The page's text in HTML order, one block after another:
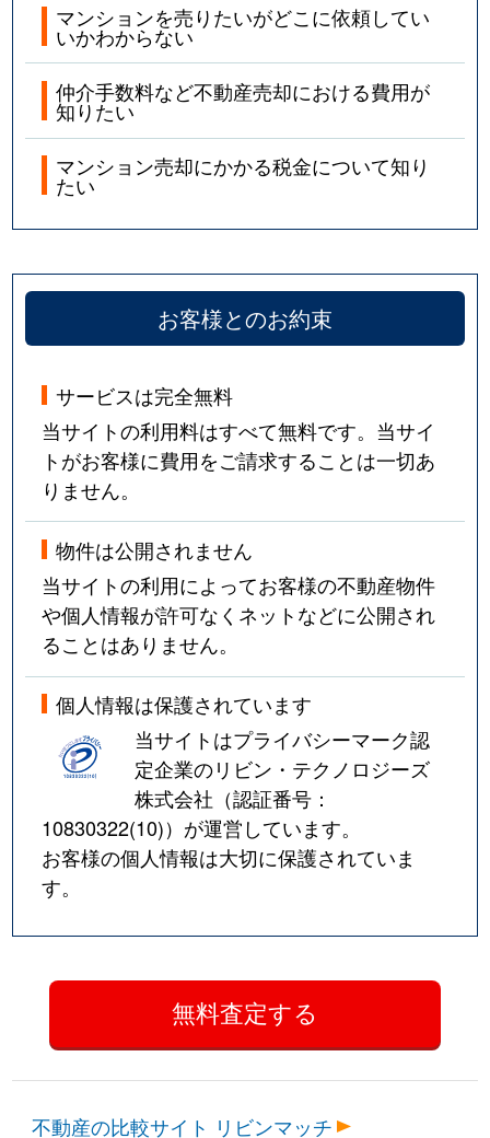
喜多見
6,800万円 喜多見
徒歩3
喜多見
4,300万円 喜多見
徒歩4
喜多見
6,500万円 喜多見
徒歩3
喜多見
砧
6,300万円 成城学園前
徒歩
砧
650万円 成城学園前
徒歩
砧
6,700万円
砧
6,300万円 祖師ケ谷大蔵
徒歩
砧
砧
2,500万円
砧
11,000万円 祖師ケ谷大蔵
徒歩
砧
5,600万円
砧
10,000万円 祖師ケ谷大蔵
砧
8,800万円 祖師ケ谷大蔵
徒歩8
砧
6,300万円 祖師ケ谷大蔵
砧
2,000万円 祖師ケ谷大蔵
砧
7,000万円 祖師ケ谷大蔵
徒歩8
7,200万円 祖師ケ谷大蔵
砧
8,800万円 祖師ケ谷大蔵
徒歩
マンションを売りたいがどこに依頼してい
いかわからない
仲介手数料など不動産売却における費用が
知りたい
マンション売却にかかる税金について知り
たい
お客様とのお約束
サービスは完全無料
当サイトの利用料はすべて無料です。当サイ
トがお客様に費用をご請求することは一切あ
りません。
物件は公開されません
当サイトの利用によってお客様の不動産物件
や個人情報が許可なくネットなどに公開され
ることはありません。
個人情報は保護されています
当サイトはプライバシーマーク認
定企業のリビン・テクノロジーズ
株式会社（認証番号：
10830322(10)）が運営しています。
お客様の個人情報は大切に保護されていま
す。
不動産の比較サイト リビンマッチ